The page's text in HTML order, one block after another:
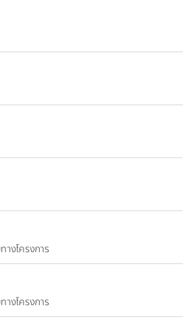
งโครงการ
งโครงการ